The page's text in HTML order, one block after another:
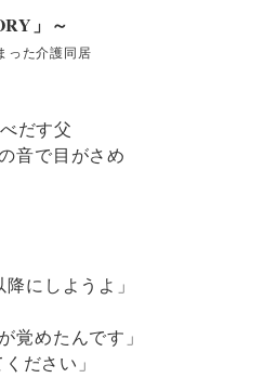
」～
った介護同居
だす父
音で目がさめ
にしようよ」
めたんです」
ださい」